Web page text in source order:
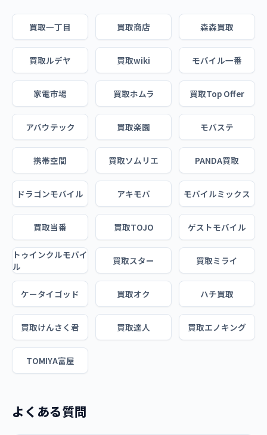
買取一丁目 買取商店 森森買取
買取ルデヤ 買取wiki モバイル一番
家電市場 買取ホムラ 買取Top Offer
アバウテック 買取楽園 モバステ
携帯空間 買取ソムリエ PANDA買取
ドラゴンモバイル アキモバ モバイルミックス
買取当番 買取TOJO ゲストモバイル
トゥインクルモバイ
ル
買取スター 買取ミライ
ケータイゴッド 買取オク ハチ買取
買取けんさく君 買取達人 買取エノキング
TOMIYA富屋
よくある質問